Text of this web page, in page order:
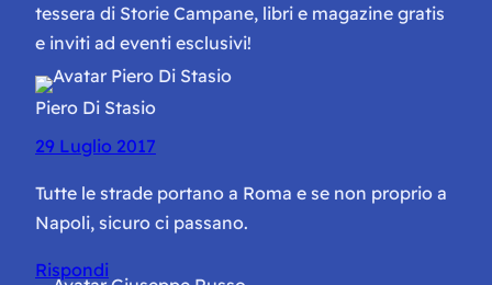
tessera di Storie Campane, libri e magazine gratis
e inviti ad eventi esclusivi!
Piero Di Stasio
29 Luglio 2017
Tutte le strade portano a Roma e se non proprio a
Napoli, sicuro ci passano.
Rispondi